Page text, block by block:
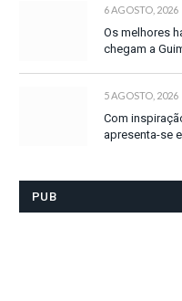
6 AGOSTO, 2026
Os melhores
chegam a
5 AGOSTO, 2026
Com
apresenta-se
PUB